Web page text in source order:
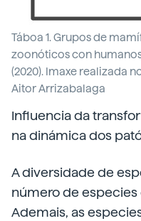
Táboa 1. Grupos de
zoonóticos con
(2020). Imaxe realizada
Aitor Arrizabalaga
Influencia da
na dinámica dos
A diversidade de
número de especies
Ademais, as